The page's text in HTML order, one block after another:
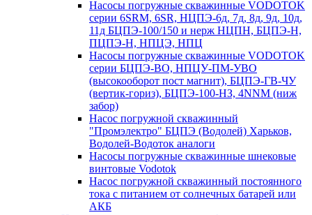
Насосы погружные скважинные VODOTOK
серии 6SRM, 6SR, НЦПЭ-6д, 7д, 8д, 9д, 10д,
11д БЦПЭ-100/150 и нерж НЦПН, БЦПЭ-Н,
ПЦПЭ-Н, НПЦЭ, НПЦ
Насосы погружные скважинные VODOTOK
серии БЦПЭ-ВО, НПЦУ-ПМ-УВО
(высокооборот пост магнит), БЦПЭ-ГВ-ЧУ
(вертик-гориз), БЦПЭ-100-НЗ, 4NNM (ниж
забор)
Насос погружной скважинный
"Промэлектро" БЦПЭ (Водолей) Харьков,
Водолей-Водоток аналоги
Насосы погружные скважинные шнековые
винтовые Vodotok
Насос погружной скважинный постоянного
тока с питанием от солнечных батарей или
АКБ